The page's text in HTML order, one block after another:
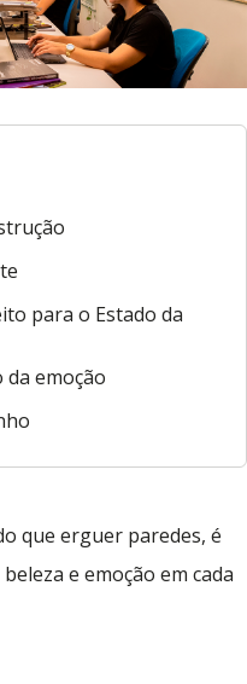
que erguer paredes, é
e emoção em cada
para o Estado da
emoção